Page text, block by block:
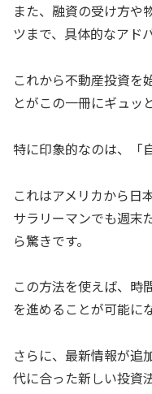
また、融資の受け方や
ツまで、具体的なアド
これから不動産投資を
とがこの一冊にギュッ
特に印象的なのは、「
これはアメリカから日
サラリーマンでも週末
ら驚きです。
この方法を使えば、時
を進めることが可能に
さらに、最新情報が追
代に合った新しい投資